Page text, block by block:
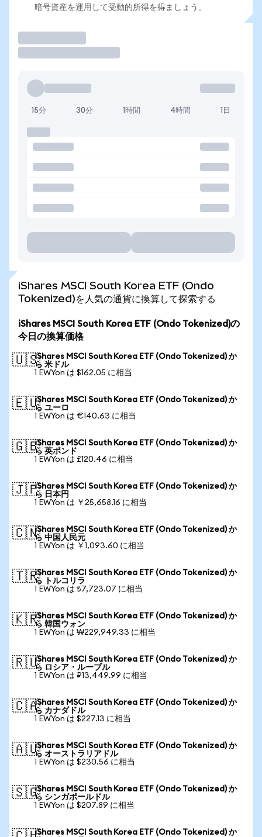
暗号資産を運用して受動的所得を得ましょう。
15分 30分 1時間 4時間 1日
iShares MSCI South Korea ETF (Ondo
Tokenized)を人気の通貨に換算して探索する
iShares MSCI South Korea ETF (Ondo Tokenized)の
今日の換算価格
🇺🇸iShares MSCI South Korea ETF (Ondo Tokenized) か
ら 米ドル
1 EWYon は $162.05 に相当
🇪🇺iShares MSCI South Korea ETF (Ondo Tokenized) か
ら ユーロ
1 EWYon は €140.63 に相当
🇬🇧iShares MSCI South Korea ETF (Ondo Tokenized) か
ら 英ポンド
1 EWYon は £120.46 に相当
🇯🇵iShares MSCI South Korea ETF (Ondo Tokenized) か
ら 日本円
1 EWYon は ￥25,658.16 に相当
🇨🇳iShares MSCI South Korea ETF (Ondo Tokenized) か
ら 中国人民元
1 EWYon は ￥1,093.60 に相当
🇹🇷iShares MSCI South Korea ETF (Ondo Tokenized) か
ら トルコリラ
1 EWYon は ₺7,723.07 に相当
🇰🇷iShares MSCI South Korea ETF (Ondo Tokenized) か
ら 韓国ウォン
1 EWYon は ₩229,949.33 に相当
🇷🇺iShares MSCI South Korea ETF (Ondo Tokenized) か
ら ロシア・ルーブル
1 EWYon は ₽13,449.99 に相当
🇨🇦iShares MSCI South Korea ETF (Ondo Tokenized) か
ら カナダドル
1 EWYon は $227.13 に相当
🇦🇺iShares MSCI South Korea ETF (Ondo Tokenized) か
ら オーストラリアドル
1 EWYon は $230.56 に相当
🇸🇬iShares MSCI South Korea ETF (Ondo Tokenized) か
ら シンガポールドル
1 EWYon は $207.89 に相当
iShares MSCI South Korea ETF (Ondo Tokenized) か